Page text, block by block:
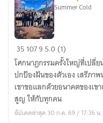
Last
Autumn
:
ก่อน
ที่
สาย
ฝน
Summer Cold
35 1079 5.0 (1)
โศกนาฏกรรมครั้งใหญ่ที่เปลี่
ปกป้องฝันของตัวเอง เสรีภา
เขาขอแลกด้วยอนาคตของเข
สูญ ให้กับทุกคน
อัปเดตล่าสุด 30 ก.ค. 69 / 17:36 น.